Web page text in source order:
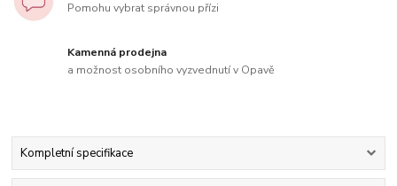
Pomohu vybrat správnou přízi
Kamenná prodejna
a možnost osobního vyzvednutí v Opavě
Kompletní specifikace